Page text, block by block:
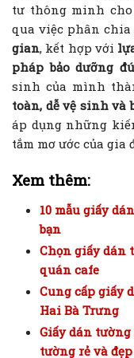
tư thông minh cho
qua việc phân
gian, kết hợp với
pháp bảo dưỡng
sinh của mình
toàn, dễ vệ sinh và
áp dụng những
tắm mơ ước của gia
Xem thêm:
10 mẫu giấy
bạn
Chọn giấy dán
quán cafe
Cung cấp giấy
Hai Bà Trưng
Giấy dán tường
tường rẻ và